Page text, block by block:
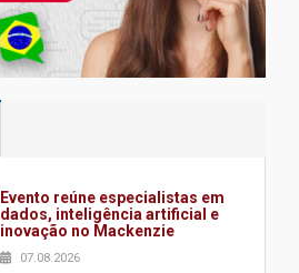
Evento reúne especialistas em
dados, inteligência artificial e
inovação no Mackenzie
07.08.2026